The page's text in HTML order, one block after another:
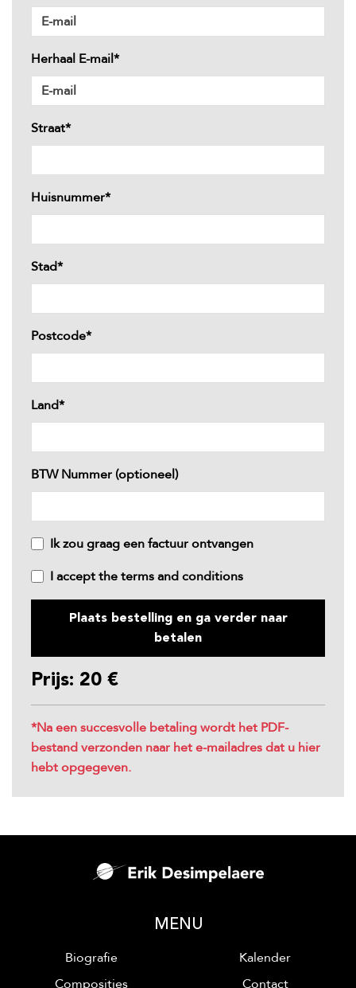
Herhaal E-mail*
Straat*
Huisnummer*
Stad*
Postcode*
Land*
BTW Nummer (optioneel)
Ik zou graag een factuur ontvangen
I accept theterms and conditions
Plaats bestelling en ga verder naar
betalen
Prijs: 20 €
*Na een succesvolle betaling wordt het PDF-
bestand verzonden naar het e-mailadres dat u hier
hebt opgegeven.
MENU
Biografie
Composities
Kalender
Contact